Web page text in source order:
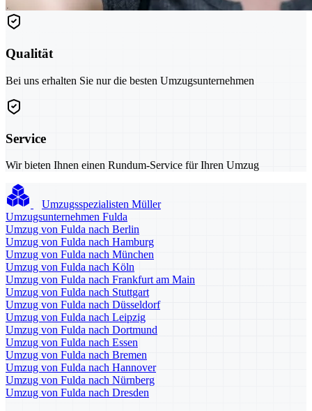
Qualität
Bei uns erhalten Sie nur die besten Umzugsunternehmen
Service
Wir bieten Ihnen einen Rundum-Service für Ihren Umzug
Umzugsspezialisten Müller
Umzugsunternehmen Fulda
Umzug von Fulda nach Berlin
Umzug von Fulda nach Hamburg
Umzug von Fulda nach München
Umzug von Fulda nach Köln
Umzug von Fulda nach Frankfurt am Main
Umzug von Fulda nach Stuttgart
Umzug von Fulda nach Düsseldorf
Umzug von Fulda nach Leipzig
Umzug von Fulda nach Dortmund
Umzug von Fulda nach Essen
Umzug von Fulda nach Bremen
Umzug von Fulda nach Hannover
Umzug von Fulda nach Nürnberg
Umzug von Fulda nach Dresden